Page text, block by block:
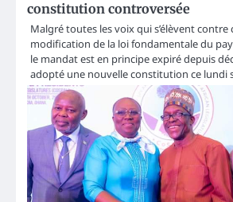
constitution controversée
Malgré toutes les voix qui s’élèvent contre
modification de la loi fondamentale du
le mandat est en principe expiré depuis
adopté une nouvelle constitution ce lundi